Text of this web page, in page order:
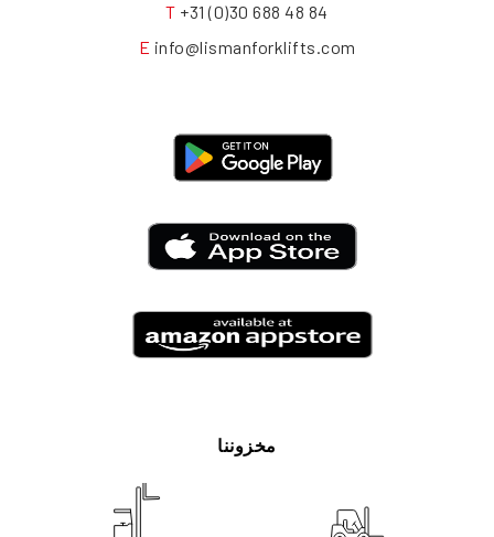
T +31 (0)30 688 48 84
E info@lismanforklifts.com
مخزوننا